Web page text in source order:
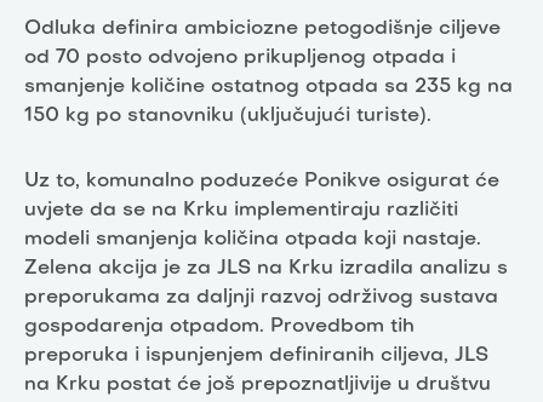
Odluka definira ambiciozne petogodišnje ciljeve
od 70 posto odvojeno prikupljenog otpada i
smanjenje količine ostatnog otpada sa 235 kg na
150 kg po stanovniku (uključujući turiste).
Uz to, komunalno poduzeće Ponikve osigurat će
uvjete da se na Krku implementiraju različiti
modeli smanjenja količina otpada koji nastaje.
Zelena akcija je za JLS na Krku izradila analizu s
preporukama za daljnji razvoj održivog sustava
gospodarenja otpadom. Provedbom tih
preporuka i ispunjenjem definiranih ciljeva, JLS
na Krku postat će još prepoznatljivije u društvu